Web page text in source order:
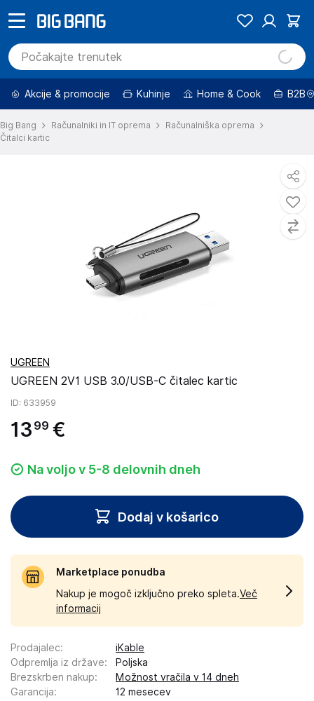
Akcije & promocije Kuhinje Home & Cook B2B
Big Bang Računalniki in IT oprema
Računalniška oprema
Čitalci kartic
UGREEN
UGREEN 2V1 USB 3.0/USB-C čitalec kartic
ID: 633959
13 99 €
Na voljo v 5-8 delovnih dneh
Dodaj v košarico
Marketplace ponudba
Nakup je mogoč izključno preko spleta.Več
informacij
Prodajalec:
iKable
Odpremlja iz države:
Poljska
Brezskrben nakup:
Možnost vračila v 14 dneh
Garancija: 12 mesecev